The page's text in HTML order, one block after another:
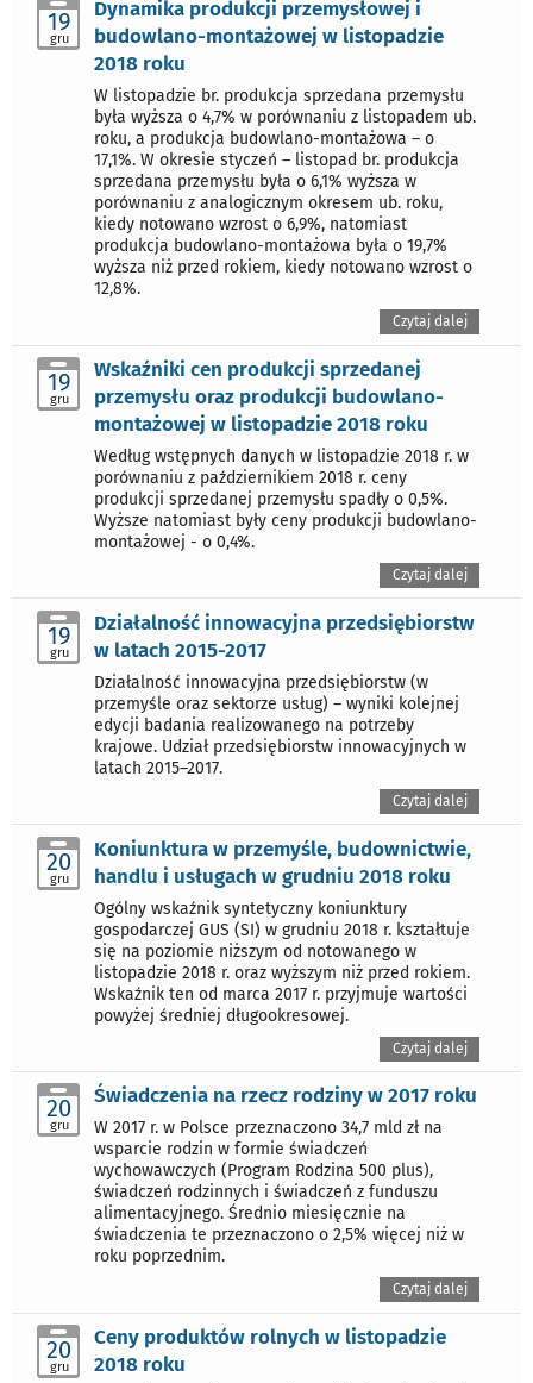
19
gru
Dynamika produkcji przemysłowej i
budowlano-montażowej w listopadzie
2018 roku
W listopadzie br. produkcja sprzedana przemysłu
była wyższa o 4,7% w porównaniu z listopadem ub.
roku, a produkcja budowlano-montażowa – o
17,1%. W okresie styczeń – listopad br. produkcja
sprzedana przemysłu była o 6,1% wyższa w
porównaniu z analogicznym okresem ub. roku,
kiedy notowano wzrost o 6,9%, natomiast
produkcja budowlano-montażowa była o 19,7%
wyższa niż przed rokiem, kiedy notowano wzrost o
12,8%.
Czytaj dalej
19
gru
Wskaźniki cen produkcji sprzedanej
przemysłu oraz produkcji budowlano-
montażowej w listopadzie 2018 roku
Według wstępnych danych w listopadzie 2018 r. w
porównaniu z październikiem 2018 r. ceny
produkcji sprzedanej przemysłu spadły o 0,5%.
Wyższe natomiast były ceny produkcji budowlano-
montażowej - o 0,4%.
Czytaj dalej
19
gru
Działalność innowacyjna przedsiębiorstw
w latach 2015-2017
Działalność innowacyjna przedsiębiorstw (w
przemyśle oraz sektorze usług) – wyniki kolejnej
edycji badania realizowanego na potrzeby
krajowe. Udział przedsiębiorstw innowacyjnych w
latach 2015–2017.
Czytaj dalej
20
gru
Koniunktura w przemyśle, budownictwie,
handlu i usługach w grudniu 2018 roku
Ogólny wskaźnik syntetyczny koniunktury
gospodarczej GUS (SI) w grudniu 2018 r. kształtuje
się na poziomie niższym od notowanego w
listopadzie 2018 r. oraz wyższym niż przed rokiem.
Wskaźnik ten od marca 2017 r. przyjmuje wartości
powyżej średniej długookresowej.
Czytaj dalej
20
gru
Świadczenia na rzecz rodziny w 2017 roku
W 2017 r. w Polsce przeznaczono 34,7 mld zł na
wsparcie rodzin w formie świadczeń
wychowawczych (Program Rodzina 500 plus),
świadczeń rodzinnych i świadczeń z funduszu
alimentacyjnego. Średnio miesięcznie na
świadczenia te przeznaczono o 2,5% więcej niż w
roku poprzednim.
Czytaj dalej
20
gru
Ceny produktów rolnych w listopadzie
2018 roku